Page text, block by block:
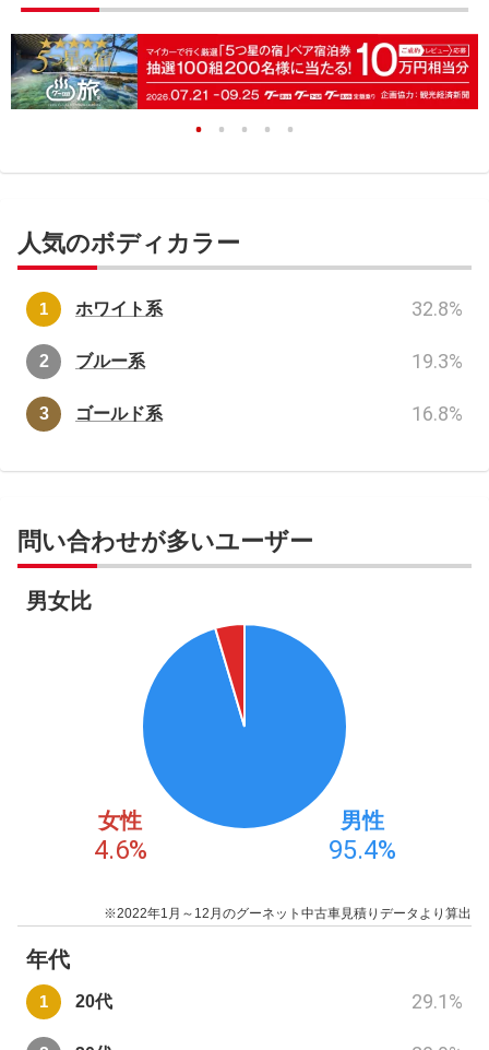
人気のボディカラー
ホワイト系 32.8%
ブルー系 19.3%
ゴールド系 16.8%
問い合わせが多いユーザー
男女比
女性
4.6%
男性
95.4%
※2022年1月～12月のグーネット中古車見積りデータより算出
年代
20代 29.1%